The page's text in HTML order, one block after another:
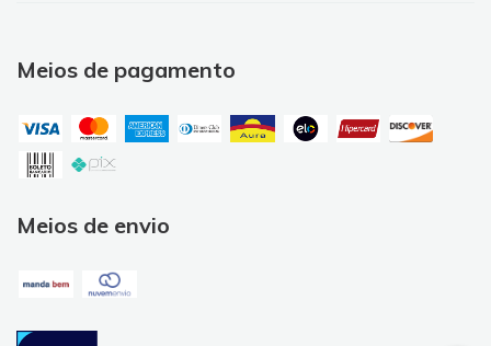
Meios de pagamento
Meios de envio